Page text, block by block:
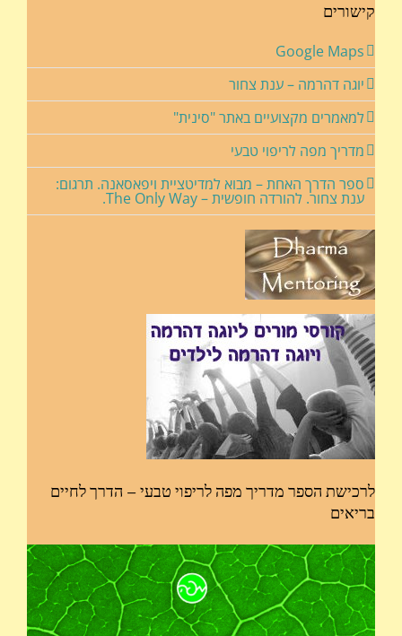
קישורים
Google Maps
יוגה דהרמה – ענת צחור
למאמרים מקצועיים באתר "סינית"
מדריך מפה לריפוי טבעי
ספר הדרך האחת – מבוא למדיטציית ויפאסאנה. תרגום:
ענת צחור. להורדה חופשית – The Only Way.
לרכישת הספר מדריך מפה לריפוי טבעי – הדרך לחיים
בריאים